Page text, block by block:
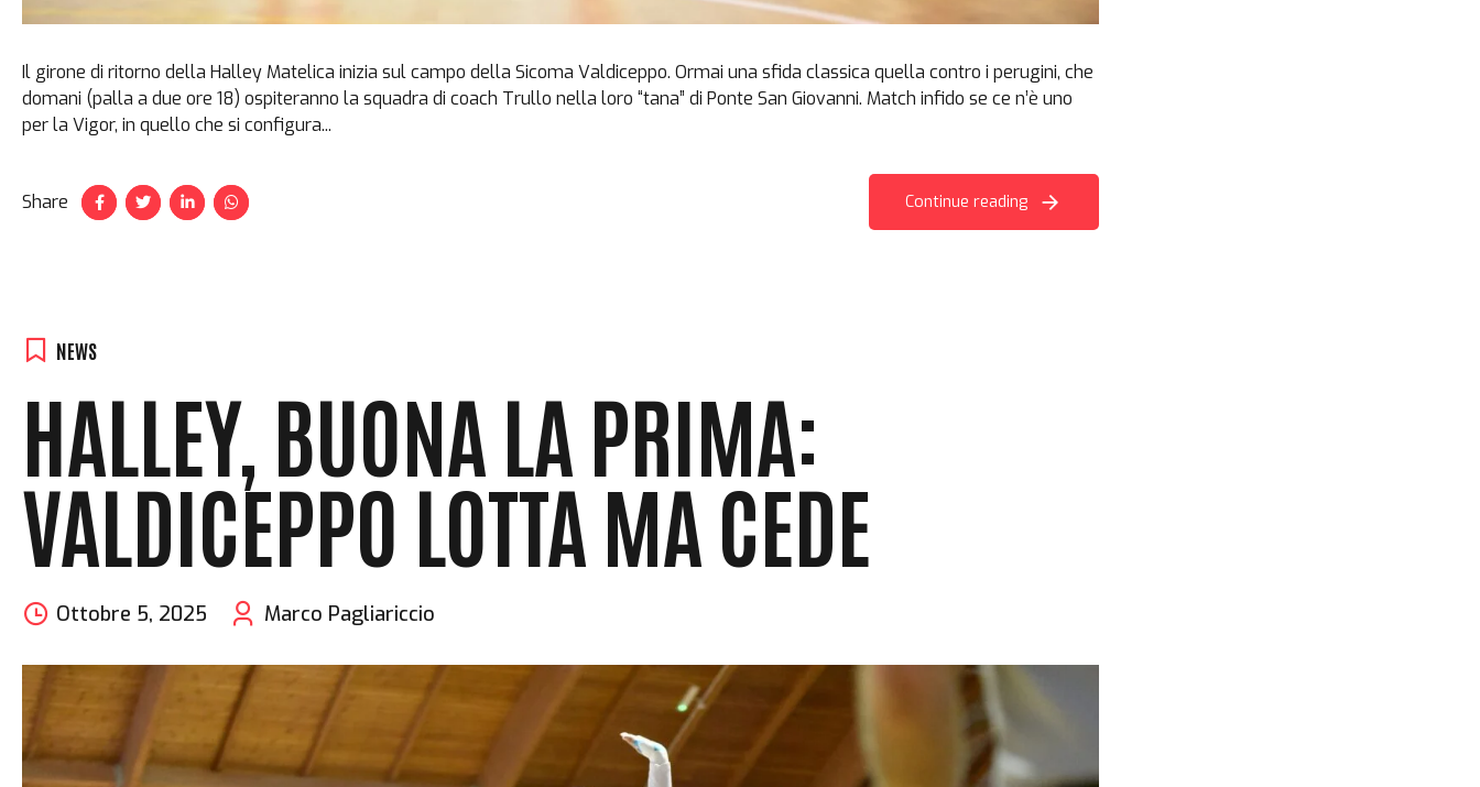
Il girone di ritorno della Halley Matelica inizia sul campo della Sicoma Valdiceppo. Ormai una sfida classica quella contro i perugini, che
domani (palla a due ore 18) ospiteranno la squadra di coach Trullo nella loro “tana” di Ponte San Giovanni. Match infido se ce n’è uno
per la Vigor, in quello che si configura...
Share Continue reading
NEWS
HALLEY, BUONA LA PRIMA:
VALDICEPPO LOTTA MA CEDE
Ottobre 5, 2025 Marco Pagliariccio